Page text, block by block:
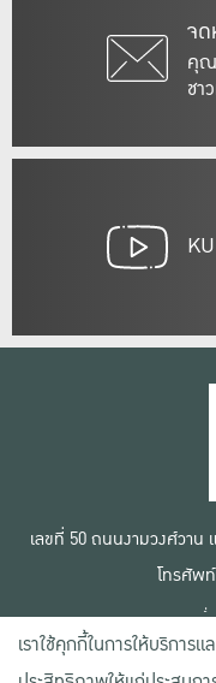
จด
คุณ
ชา
เลขที่ 50 ถนนงามวงศ์วาน
โทรศัพ
เงื่
ข้
นโ
เราใช้คุกกี้ในการให้บริการ